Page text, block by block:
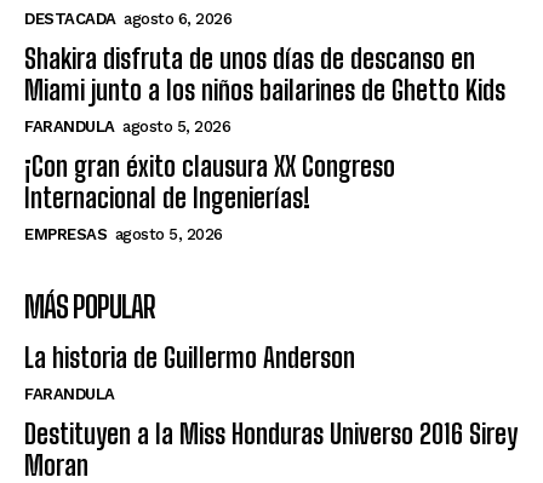
DESTACADA agosto 6, 2026
Shakira disfruta de unos días de descanso en
Miami junto a los niños bailarines de Ghetto Kids
FARANDULA agosto 5, 2026
¡Con gran éxito clausura XX Congreso
Internacional de Ingenierías!
EMPRESAS agosto 5, 2026
MÁS POPULAR
La historia de Guillermo Anderson
FARANDULA
Destituyen a la Miss Honduras Universo 2016 Sirey
Moran